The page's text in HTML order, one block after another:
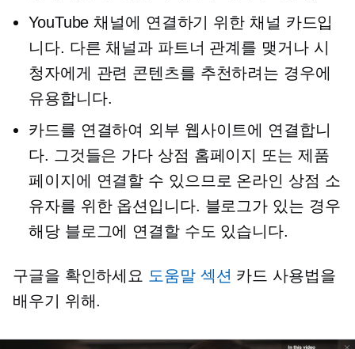
YouTube 채널에 연결하기 위한 채널 카드입
니다. 다른 채널과 파트너 관계를 맺거나 시
청자에게 관련 콘텐츠를 추천하려는 경우에
유용합니다.
카드를 연결하여 외부 웹사이트에 연결합니
다. 그것들은 가다 상점 홈페이지 또는 제품
페이지에 연결할 수 있으므로 온라인 상점 소
유자를 위한 옵션입니다. 블로그가 있는 경우
해당 블로그에 연결할 수도 있습니다.
구글을 확인하세요 도움말 섹션 카드 사용법을
배우기 위해.